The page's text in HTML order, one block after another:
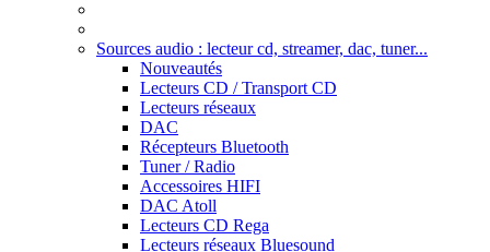
Sources audio : lecteur cd, streamer, dac, tuner...
Nouveautés
Lecteurs CD / Transport CD
Lecteurs réseaux
DAC
Récepteurs Bluetooth
Tuner / Radio
Accessoires HIFI
DAC Atoll
Lecteurs CD Rega
Lecteurs réseaux Bluesound